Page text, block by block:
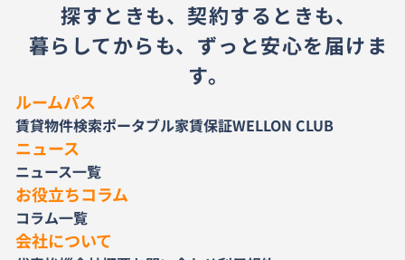
探すときも、契約するときも、
暮らしてからも、ずっと安心を届けま
す。
ルームパス
賃貸物件検索ポータブル家賃保証WELLON CLUB
ニュース
ニュース一覧
お役立ちコラム
コラム一覧
会社について